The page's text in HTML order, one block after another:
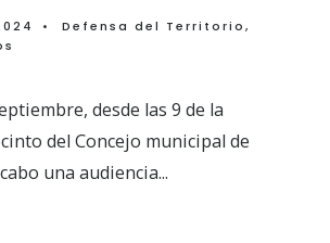
• Defensa del Territorio,
desde las 9 de la
del Concejo municipal de
una audiencia...